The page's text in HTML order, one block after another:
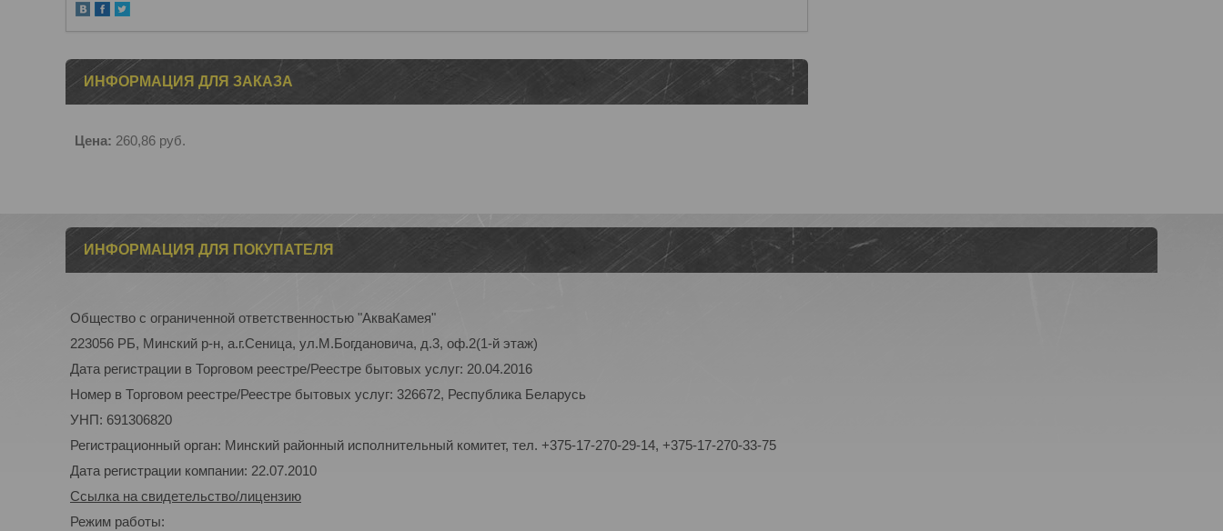
ИНФОРМАЦИЯ ДЛЯ ЗАКАЗА
Цена: 260,86 руб.
ИНФОРМАЦИЯ ДЛЯ ПОКУПАТЕЛЯ
Общество с ограниченной ответственностью "АкваКамея"
223056 РБ, Минский р-н, а.г.Сеница, ул.М.Богдановича, д.3, оф.2(1-й этаж)
Дата регистрации в Торговом реестре/Реестре бытовых услуг: 20.04.2016
Номер в Торговом реестре/Реестре бытовых услуг: 326672, Республика Беларусь
УНП: 691306820
Регистрационный орган: Минский районный исполнительный комитет, тел. +375-17-270-29-14, +375-17-270-33-75
Дата регистрации компании: 22.07.2010
Ссылка на свидетельство/лицензию
Режим работы: